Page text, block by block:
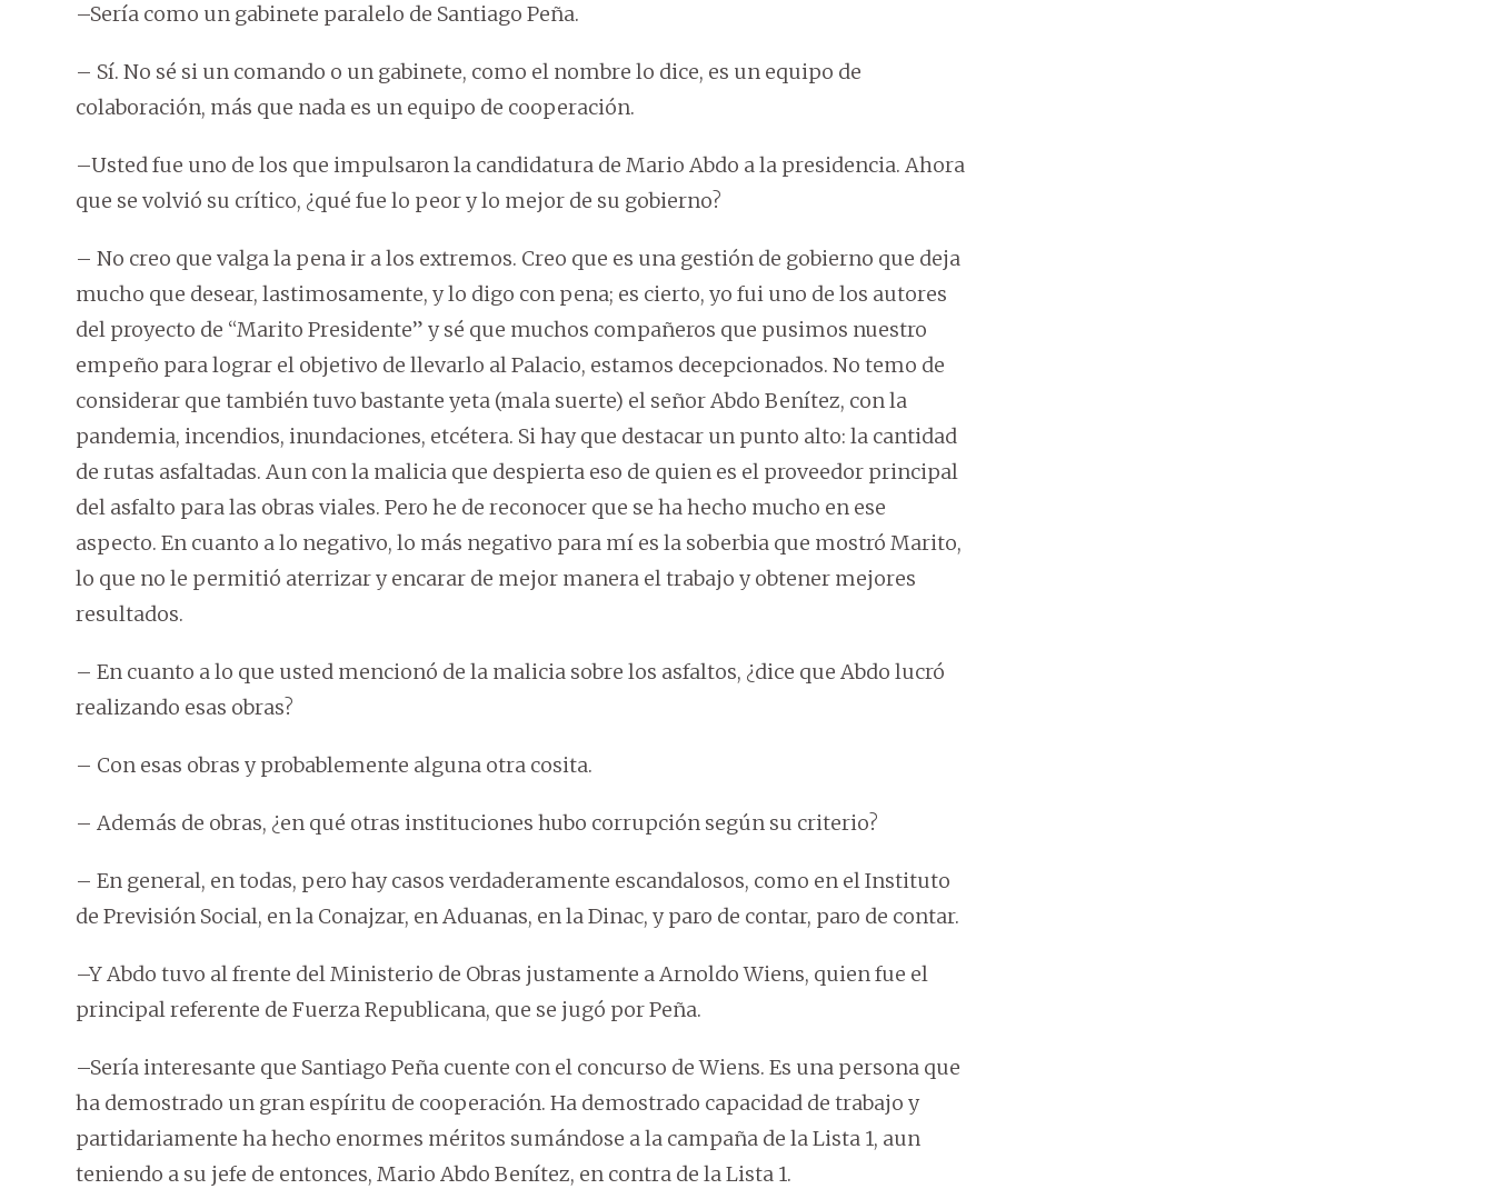
–Sería como un gabinete paralelo de Santiago Peña.
– Sí. No sé si un comando o un gabinete, como el nombre lo dice, es un equipo de
colaboración, más que nada es un equipo de cooperación.
–Usted fue uno de los que impulsaron la candidatura de Mario Abdo a la presidencia. Ahora
que se volvió su crítico, ¿qué fue lo peor y lo mejor de su gobierno?
– No creo que valga la pena ir a los extremos. Creo que es una gestión de gobierno que deja
mucho que desear, lastimosamente, y lo digo con pena; es cierto, yo fui uno de los autores
del proyecto de “Marito Presidente” y sé que muchos compañeros que pusimos nuestro
empeño para lograr el objetivo de llevarlo al Palacio, estamos decepcionados. No temo de
considerar que también tuvo bastante yeta (mala suerte) el señor Abdo Benítez, con la
pandemia, incendios, inundaciones, etcétera. Si hay que destacar un punto alto: la cantidad
de rutas asfaltadas. Aun con la malicia que despierta eso de quien es el proveedor principal
del asfalto para las obras viales. Pero he de reconocer que se ha hecho mucho en ese
aspecto. En cuanto a lo negativo, lo más negativo para mí es la soberbia que mostró Marito,
lo que no le permitió aterrizar y encarar de mejor manera el trabajo y obtener mejores
resultados.
– En cuanto a lo que usted mencionó de la malicia sobre los asfaltos, ¿dice que Abdo lucró
realizando esas obras?
– Con esas obras y probablemente alguna otra cosita.
– Además de obras, ¿en qué otras instituciones hubo corrupción según su criterio?
– En general, en todas, pero hay casos verdaderamente escandalosos, como en el Instituto
de Previsión Social, en la Conajzar, en Aduanas, en la Dinac, y paro de contar, paro de contar.
–Y Abdo tuvo al frente del Ministerio de Obras justamente a Arnoldo Wiens, quien fue el
principal referente de Fuerza Republicana, que se jugó por Peña.
–Sería interesante que Santiago Peña cuente con el concurso de Wiens. Es una persona que
ha demostrado un gran espíritu de cooperación. Ha demostrado capacidad de trabajo y
partidariamente ha hecho enormes méritos sumándose a la campaña de la Lista 1, aun
teniendo a su jefe de entonces, Mario Abdo Benítez, en contra de la Lista 1.